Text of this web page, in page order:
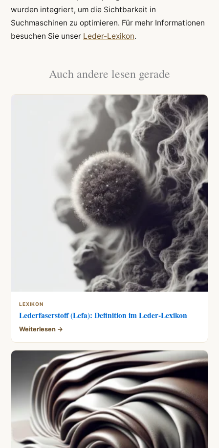
wurden integriert, um die Sichtbarkeit in
Suchmaschinen zu optimieren. Für mehr Informationen
besuchen Sie unser Leder-Lexikon.
Auch andere lesen gerade
LEXIKON
Lederfaserstoff (Lefa): Definition im Leder-Lexikon
Weiterlesen →